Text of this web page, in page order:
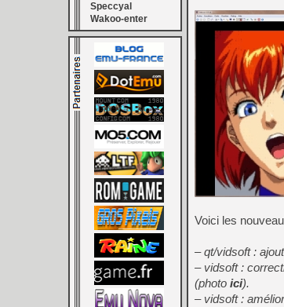
Speccyal
Wakoo-enter
Voici les
– qt/vidsoft :
– vidsoft :
(photo ici).
– vidsoft :